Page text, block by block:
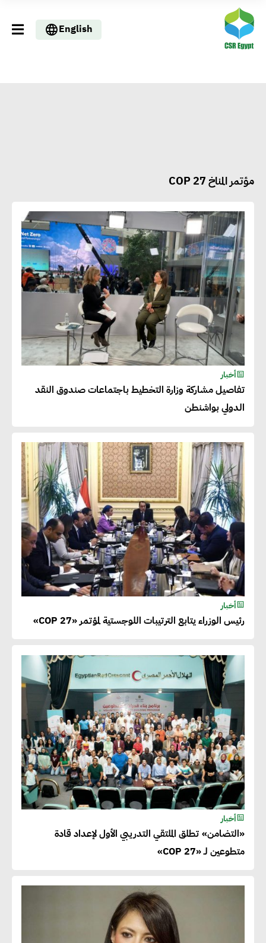
English
مؤتمر المناخ COP 27
أخبار
تفاصيل مشاركة وزارة التخطيط باجتماعات صندوق النقد
الدولي بواشنطن
أخبار
رئيس الوزراء يتابع الترتيبات اللوجستية لمؤتمر «COP 27»
أخبار
«التضامن» تطلق الملتقي التدريبي الأول لإعداد قادة
متطوعين لـ «COP 27»